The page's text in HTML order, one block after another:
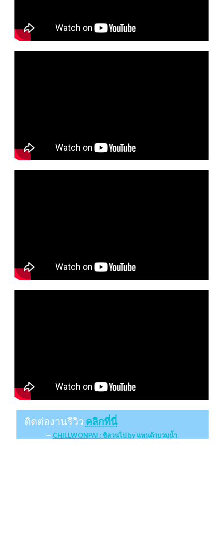
ติดต่องานรีวิว คลิกที่นี่
CHILLWONPAI : ชิลวนไป by แพนด้าบวมน้ำ